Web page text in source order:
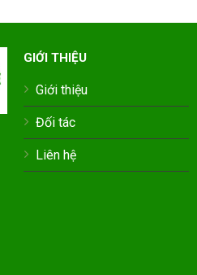
GIỚI THIỆU
Giới thiệu
Đối tác
Liên hệ